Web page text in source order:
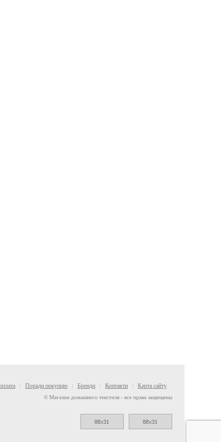
Поради покупцю Бренди Контакти Карта сайту
© Магазин домашнего текстиля - все права защищены